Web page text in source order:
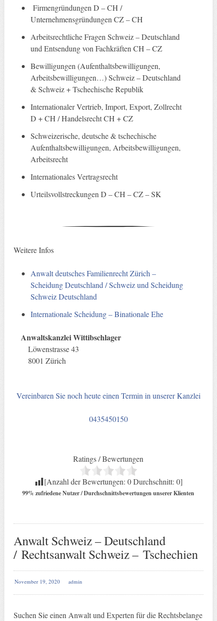
Firmengründungen D – CH /
Unternehmensgründungen CZ – CH
Arbeitsrechtliche Fragen Schweiz – Deutschland
und Entsendung von Fachkräften CH – CZ
Bewilligungen (Aufenthaltsbewilligungen,
Arbeitsbewilligungen…) Schweiz – Deutschland
& Schweiz + Tschechische Republik
Internationaler Vertrieb, Import, Export, Zollrecht
D + CH / Handelsrecht CH + CZ
Schweizerische, deutsche & tschechische
Aufenthaltsbewilligungen, Arbeitsbewilligungen,
Arbeitsrecht
Internationales Vertragsrecht
Urteilsvollstreckungen D – CH – CZ – SK
Weitere Infos
Anwalt deutsches Familienrecht Zürich –
Scheidung Deutschland / Schweiz und Scheidung
Schweiz Deutschland
Internationale Scheidung – Binationale Ehe
Anwaltskanzlei Wittibschlager
Löwenstrasse 43
8001 Zürich
Vereinbaren Sie noch heute einen Termin in unserer Kanzlei
0435450150
Ratings / Bewertungen
[Anzahl der Bewertungen: 0Durchschnitt: 0]
99% zufriedene Nutzer / Durchschnittsbewertungen unserer Klienten
Anwalt Schweiz – Deutschland
/ Rechtsanwalt Schweiz – Tschechien
November 19, 2020 admin
Suchen Sie einen Anwalt und Experten für die Rechtsbelange